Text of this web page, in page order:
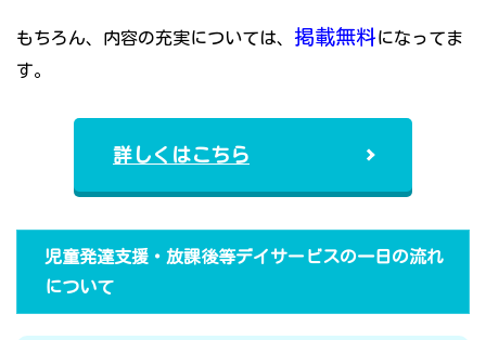
もちろん、内容の充実については、 掲載無料になってま
す。
詳しくはこちら
児童発達支援・放課後等デイサービスの一日の流れ
について